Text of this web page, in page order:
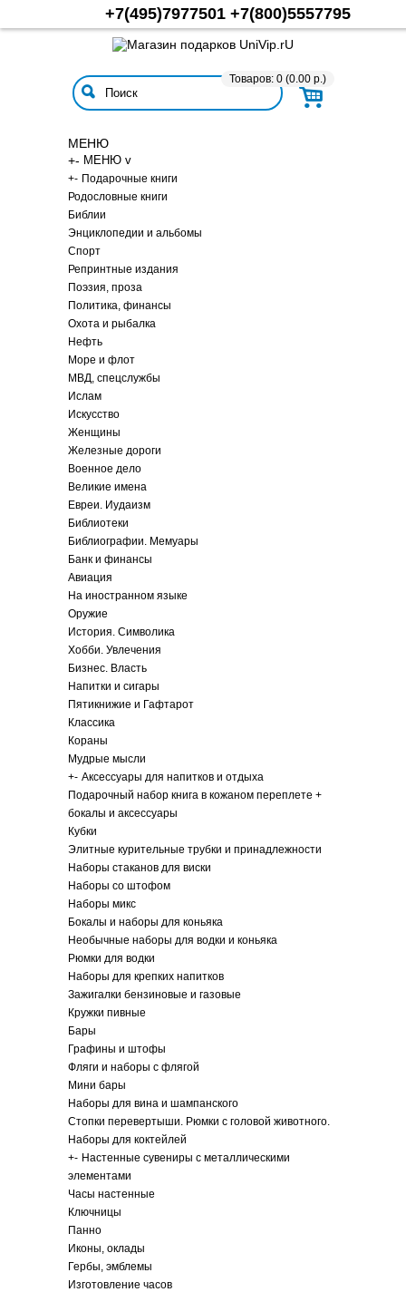
+7(495)7977501 +7(800)5557795
Товаров: 0 (0.00 р.)
МЕНЮ
+- МЕНЮ v
+- Подарочные книги
Родословные книги
Библии
Энциклопедии и альбомы
Спорт
Репринтные издания
Поэзия, проза
Политика, финансы
Охота и рыбалка
Нефть
Море и флот
МВД, спецслужбы
Ислам
Искусство
Женщины
Железные дороги
Военное дело
Великие имена
Евреи. Иудаизм
Библиотеки
Библиографии. Мемуары
Банк и финансы
Авиация
На иностранном языке
Оружие
История. Символика
Хобби. Увлечения
Бизнес. Власть
Напитки и сигары
Пятикнижие и Гафтарот
Классика
Кораны
Мудрые мысли
+- Аксессуары для напитков и отдыха
Подарочный набор книга в кожаном переплете +
бокалы и аксессуары
Кубки
Элитные курительные трубки и принадлежности
Наборы стаканов для виски
Наборы со штофом
Наборы микс
Бокалы и наборы для коньяка
Необычные наборы для водки и коньяка
Рюмки для водки
Наборы для крепких напитков
Зажигалки бензиновые и газовые
Кружки пивные
Бары
Графины и штофы
Фляги и наборы с флягой
Мини бары
Наборы для вина и шампанского
Стопки перевертыши. Рюмки с головой животного.
Наборы для коктейлей
+- Настенные сувениры с металлическими
элементами
Часы настенные
Ключницы
Панно
Иконы, оклады
Гербы, эмблемы
Изготовление часов